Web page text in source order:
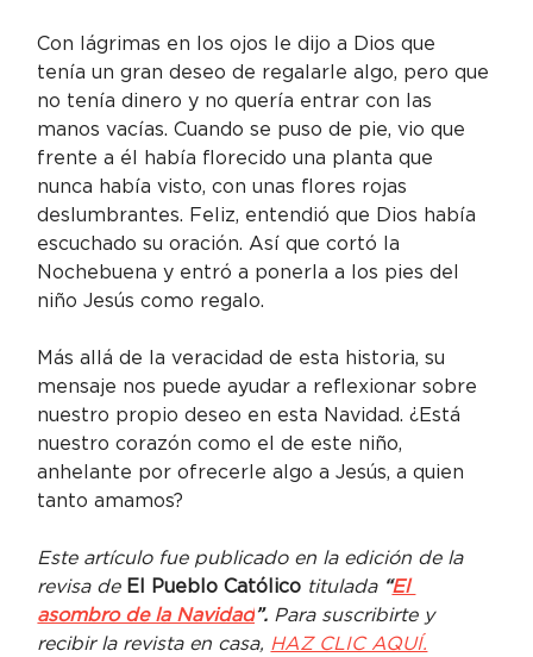
Con lágrimas en los ojos le dijo a Dios que
tenía un gran deseo de regalarle algo, pero que
no tenía dinero y no quería entrar con las
manos vacías. Cuando se puso de pie, vio que
frente a él había florecido una planta que
nunca había visto, con unas flores rojas
deslumbrantes. Feliz, entendió que Dios había
escuchado su oración. Así que cortó la
Nochebuena y entró a ponerla a los pies del
niño Jesús como regalo.
Más allá de la veracidad de esta historia, su
mensaje nos puede ayudar a reflexionar sobre
nuestro propio deseo en esta Navidad. ¿Está
nuestro corazón como el de este niño,
anhelante por ofrecerle algo a Jesús, a quien
tanto amamos?
Este artículo fue publicado en la edición de la
revisa de El Pueblo Católico titulada “El
asombro de la Navidad”. Para suscribirte y
recibir la revista en casa, HAZ CLIC AQUÍ.